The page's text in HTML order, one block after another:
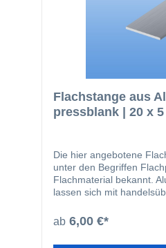
(bohren, sägen) lässt
anodisieren geringes
Flachstange aus
pressblank | 20 x
Die hier angebotene
unter den Begriffen
Flachmaterial bekannt.
lassen sich mit
wird beispielsweise in
Bereichen eingesetzt: Fensterbau
ab 6,00 €*